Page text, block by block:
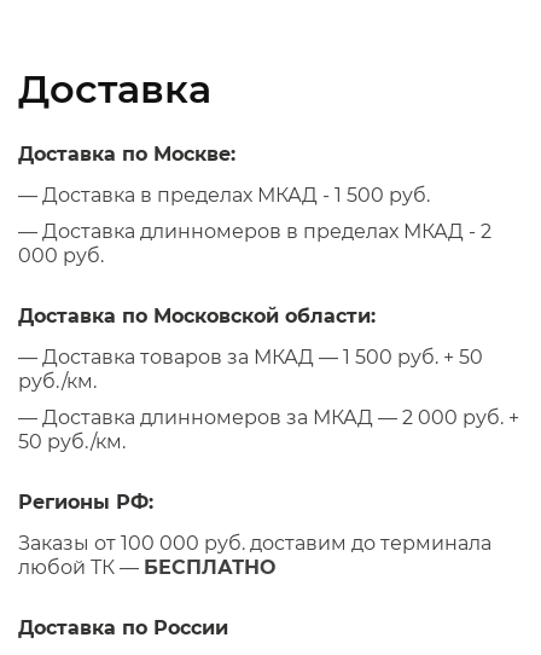
Доставка
Доставка по Москве:
— Доставка в пределах МКАД - 1 500 руб.
— Доставка длинномеров в пределах МКАД - 2
000 руб.
Доставка по Московской области:
— Доставка товаров за МКАД — 1 500 руб. + 50
руб./км.
— Доставка длинномеров за МКАД — 2 000 руб. +
50 руб./км.
Регионы РФ:
Заказы от 100 000 руб. доставим до терминала
любой ТК — БЕСПЛАТНО
Доставка по России